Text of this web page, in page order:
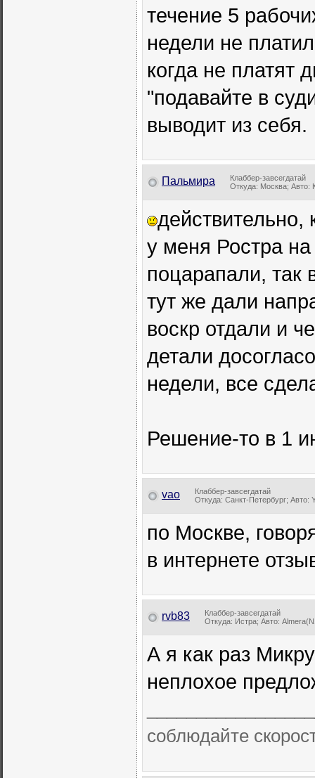
течение 5
недели не
когда не платят
"подавайте в
выводит из себя.
Пальмира
Клаббер-завсегдатай
Откуда: Москва; Авто:
действительно,
у меня Ростра
поцарапали, так
тут же дали
воскр отдали и
детали
недели, все
Решение-то в 1
vao
Клаббер-завсегдатай
Откуда: Санкт-Петербург; Авто:
по Москве,
в интернете
rvb83
Клаббер-завсегдатай
Откуда: Истра; Авто:
А я как раз
неплохое
соблюдайте